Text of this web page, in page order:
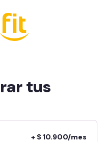
tus
+ $ 10.900/mes